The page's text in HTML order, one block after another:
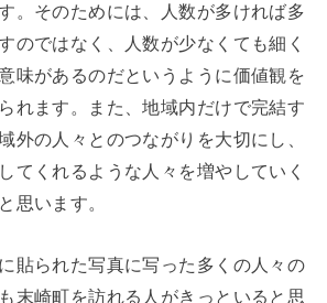
。そのためには、人数が多ければ多
のではなく、人数が少なくても細く
味があるのだというように価値観を
れます。また、地域内だけで完結す
外の人々とのつながりを大切にし、
てくれるような人々を増やしていく
思います。
貼られた写真に写った多くの人々の
末崎町を訪れる人がきっといると思